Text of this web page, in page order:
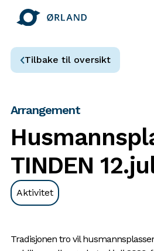
Tilbake til oversikt
Arrangement
TINDEN
Aktivitet
Tradisjonen tro vil